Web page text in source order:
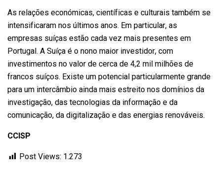
As relações económicas, científicas e culturais também se
intensificaram nos últimos anos. Em particular, as
empresas suíças estão cada vez mais presentes em
Portugal. A Suíça é o nono maior investidor, com
investimentos no valor de cerca de 4,2 mil milhões de
francos suíços. Existe um potencial particularmente grande
para um intercâmbio ainda mais estreito nos domínios da
investigação, das tecnologias da informação e da
comunicação, da digitalização e das energias renováveis.
CCISP
Post Views: 1.273